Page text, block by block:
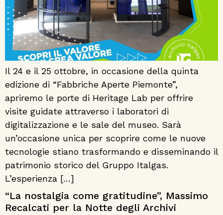
Il 24 e il 25 ottobre, in occasione della quinta
edizione di “Fabbriche Aperte Piemonte”,
apriremo le porte di Heritage Lab per offrire
visite guidate attraverso i laboratori di
digitalizzazione e le sale del museo. Sarà
un’occasione unica per scoprire come le nuove
tecnologie stiano trasformando e disseminando il
patrimonio storico del Gruppo Italgas.
L’esperienza […]
“La nostalgia come gratitudine”, Massimo
Recalcati per la Notte degli Archivi